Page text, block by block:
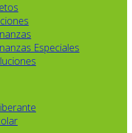
Especiales